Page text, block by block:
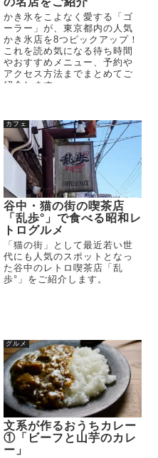
かき氷をこよなく愛する「ゴ
ーラー」が、東京都内の人気
かき氷店を8つピックアップ！
これを読め気になる待ち時間
やおすすめメニュー、予約や
アクセス方法までまとめてご
紹介します。
カフェ
谷中・猫の街の喫茶店
「乱歩°」で食べる昭和レ
トログルメ
「猫の街」として最近若い世
代にも人気のスポットとなっ
た谷中のレトロ喫茶店「乱
歩°」をご紹介します。
グルメ
文系が作るおうちカレー
①「ビーフと山芋のカレ
ー」